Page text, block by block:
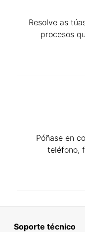
Resolve as
procesos
Póñase en
teléfono,
Soporte técnico